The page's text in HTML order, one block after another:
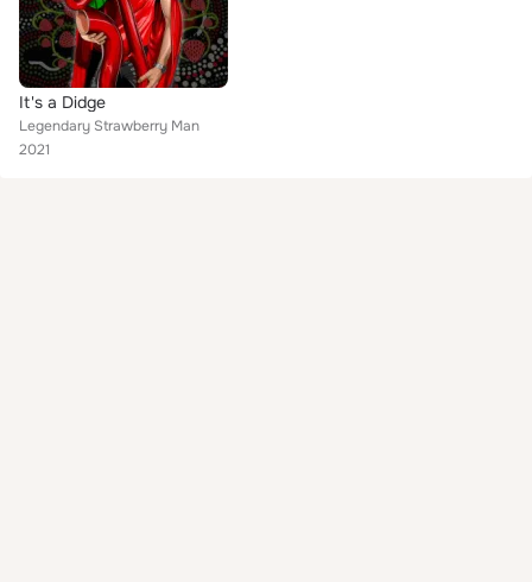
It's a Didge
Legendary Strawberry Man
2021